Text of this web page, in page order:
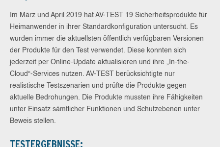
Im März und April 2019 hat AV-TEST 19 Sicherheitsprodukte für
Heimanwender in ihrer Standardkonfiguration untersucht. Es
wurden immer die aktuellsten öffentlich verfügbaren Versionen
der Produkte für den Test verwendet. Diese konnten sich
jederzeit per Online-Update aktualisieren und ihre „In-the-
Cloud“-Services nutzen. AV-TEST berücksichtigte nur
realistische Testszenarien und prüfte die Produkte gegen
aktuelle Bedrohungen. Die Produkte mussten ihre Fähigkeiten
unter Einsatz sämtlicher Funktionen und Schutzebenen unter
Beweis stellen.
TESTERGEBNISSE: